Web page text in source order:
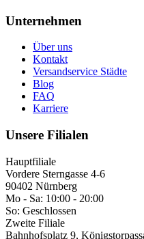
Unternehmen
Über uns
Kontakt
Versandservice Städte
Blog
FAQ
Karriere
Unsere Filialen
Hauptfiliale
Vordere Sterngasse 4-6
90402 Nürnberg
Mo - Sa: 10:00 - 20:00
So: Geschlossen
Zweite Filiale
Bahnhofsplatz 9,